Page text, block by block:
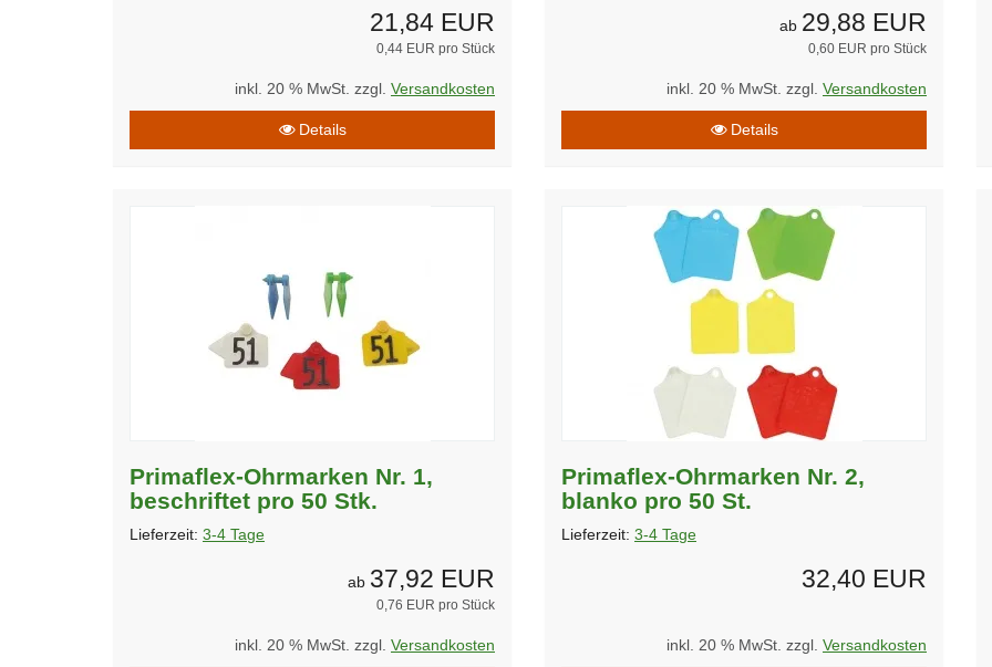
21,84 EUR
0,44 EUR pro Stück
inkl. 20 % MwSt. zzgl. Versandkosten
Details
ab 29,88 EUR
0,60 EUR pro Stück
inkl. 20 % MwSt. zzgl. Versandkosten
Details
Primaflex-Ohrmarken Nr. 1,
beschriftet pro 50 Stk.
Lieferzeit: 3-4 Tage
ab 37,92 EUR
0,76 EUR pro Stück
inkl. 20 % MwSt. zzgl. Versandkosten
Primaflex-Ohrmarken Nr. 2,
blanko pro 50 St.
Lieferzeit: 3-4 Tage
32,40 EUR
inkl. 20 % MwSt. zzgl. Versandkosten